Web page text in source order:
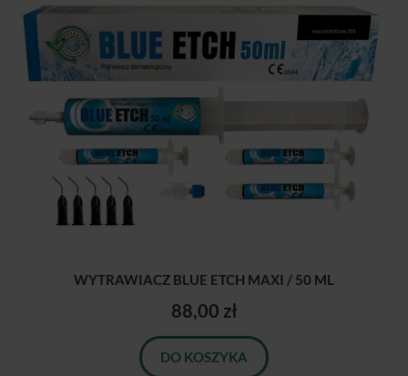
WYTRAWIACZ BLUE ETCH MAXI / 50 ML
88,00 zł
DO KOSZYKA